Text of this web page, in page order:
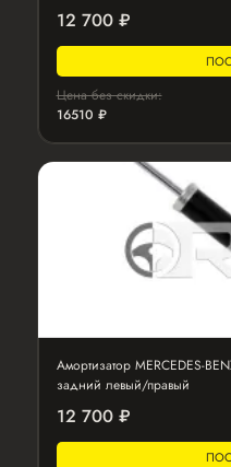
12 700 ₽
Цена без скидки:
16510 ₽
Амортизатор MERCEDES-
задний левый/правый
12 700 ₽